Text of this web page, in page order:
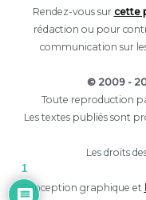
Rendez-vous sur cette
rédaction ou pour
communication sur
© 2009 -
Toute reproduction
Les textes publiés sont
Les droits
Conception graphique et
1